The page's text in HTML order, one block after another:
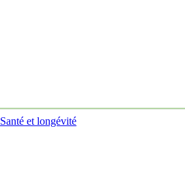
Santé et longévité